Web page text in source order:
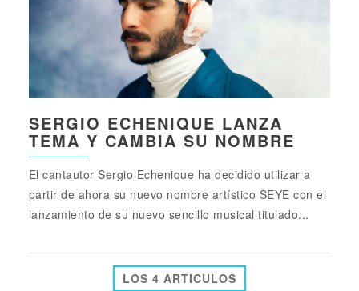
SERGIO ECHENIQUE LANZA
TEMA Y CAMBIA SU NOMBRE
El cantautor Sergio Echenique ha decidido utilizar a
partir de ahora su nuevo nombre artístico SEYE con el
lanzamiento de su nuevo sencillo musical titulado...
LOS 4 ARTICULOS